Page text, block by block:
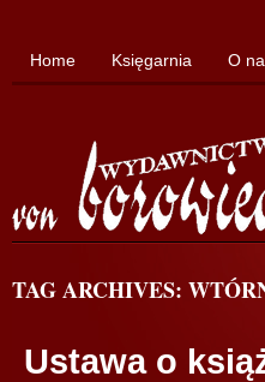
Home Księgarnia O
TAG ARCHIVES:
Ustawa o